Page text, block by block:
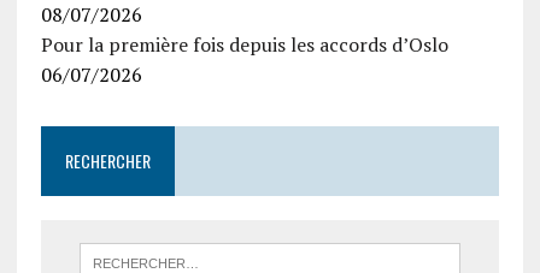
08/07/2026
Pour la première fois depuis les accords d’Oslo
06/07/2026
RECHERCHER